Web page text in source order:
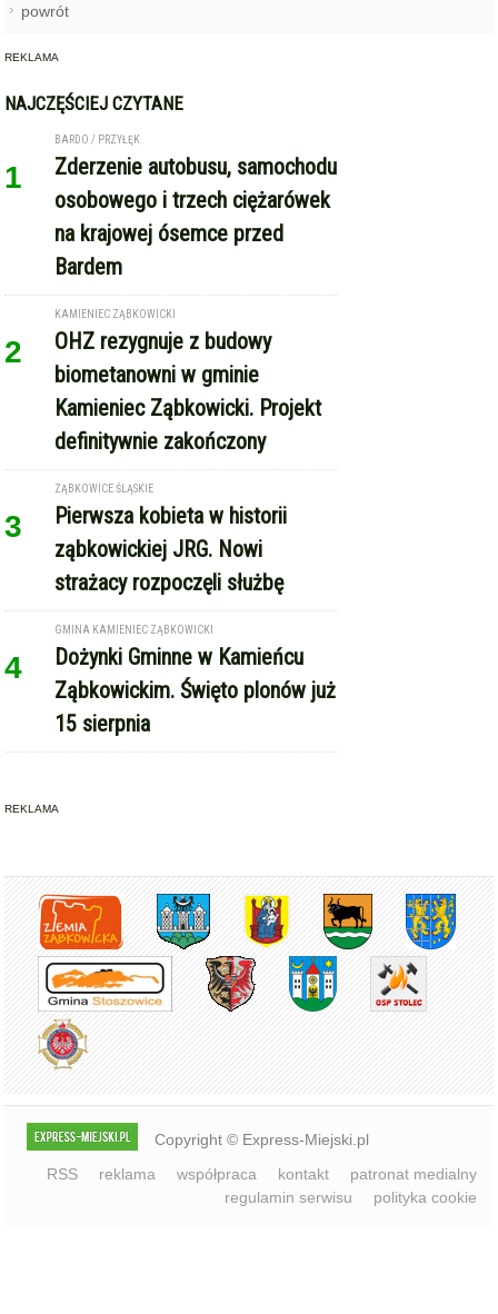
powrót
REKLAMA
NAJCZĘŚCIEJ CZYTANE
1
BARDO / PRZYŁĘK
Zderzenie autobusu, samochodu
osobowego i trzech ciężarówek
na krajowej ósemce przed
Bardem
2
KAMIENIEC ZĄBKOWICKI
OHZ rezygnuje z budowy
biometanowni w gminie
Kamieniec Ząbkowicki. Projekt
definitywnie zakończony
3
ZĄBKOWICE ŚLĄSKIE
Pierwsza kobieta w historii
ząbkowickiej JRG. Nowi
strażacy rozpoczęli służbę
4
GMINA KAMIENIEC ZĄBKOWICKI
Dożynki Gminne w Kamieńcu
Ząbkowickim. Święto plonów już
15 sierpnia
REKLAMA
Copyright © Express-Miejski.pl
RSS
reklama współpraca kontakt
patronat medialny
regulamin serwisu
polityka cookie